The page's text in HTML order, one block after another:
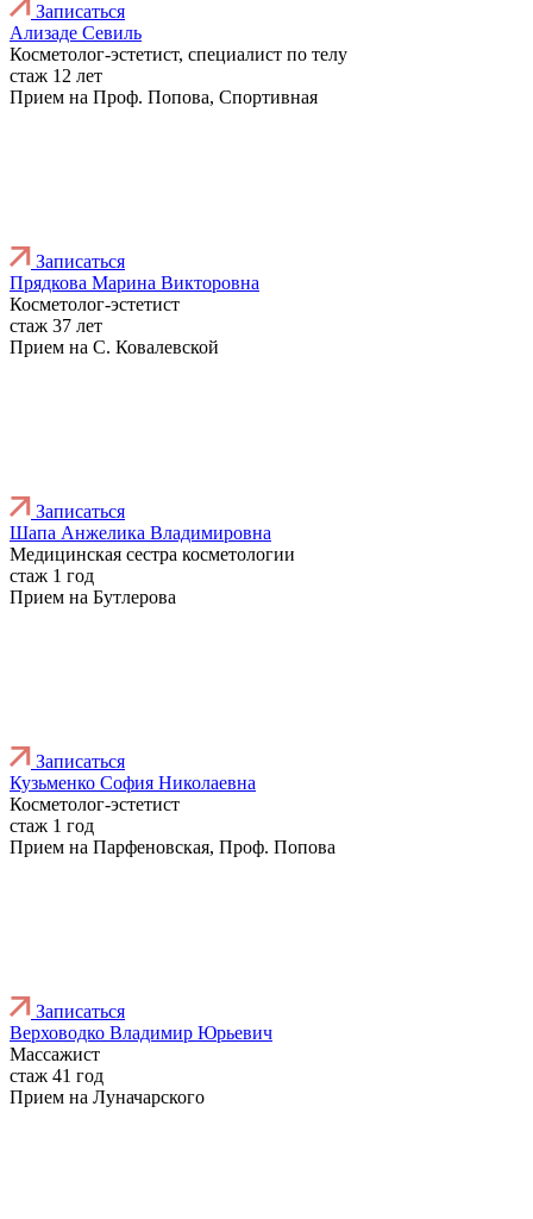
Записаться
Ализаде Севиль
Косметолог-эстетист, специалист по телу
стаж 12 лет
Прием на Проф. Попова, Спортивная
Записаться
Прядкова Марина Викторовна
Косметолог-эстетист
стаж 37 лет
Прием на С. Ковалевской
Записаться
Шапа Анжелика Владимировна
Медицинская сестра косметологии
стаж 1 год
Прием на Бутлерова
Записаться
Кузьменко София Николаевна
Косметолог-эстетист
стаж 1 год
Прием на Парфеновская, Проф. Попова
Записаться
Верховодко Владимир Юрьевич
Массажист
стаж 41 год
Прием на Луначарского